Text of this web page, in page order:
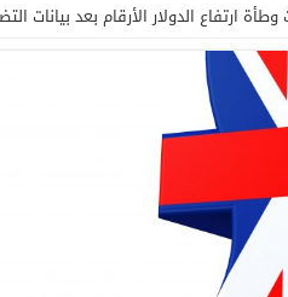
ارتفاع الدولار الأرقام بعد بيانات